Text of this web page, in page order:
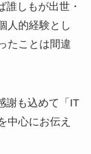
誰しもが出世・
人的経験とし
たことは間違
謝も込めて「IT
中心にお伝え